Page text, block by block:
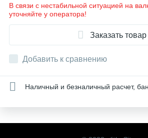
В связи с нестабильной ситуацией на
уточняйте у оператора!
Заказать товар
Добавить к сравнению
Наличный и безналичный расчет,